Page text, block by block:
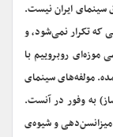
سینمای ایران نیست.
که تکرار نمی‌شود، و
موزه‌‌ای روبروییم با
مولفه‌های سینمای
به وفور در آنست.
میزانسن‌دهی و شیوه‌ی